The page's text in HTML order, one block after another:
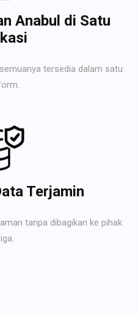
Anabul di Satu
tersedia dalam satu
Terjamin
tanpa dibagikan ke pihak